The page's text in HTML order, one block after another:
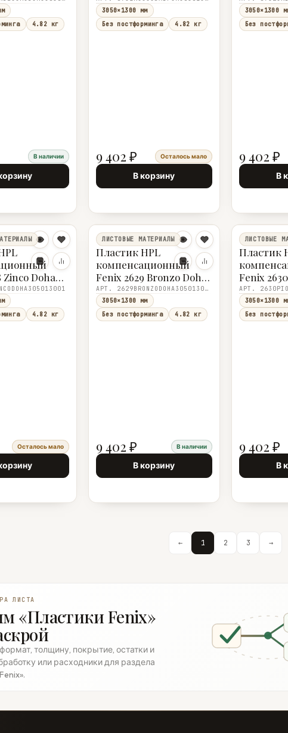
R
4.82 кг
В наличии
3050×1300×1,0
3050×1300 мм
Без постформинга
4.82 кг
9 402 ₽ Осталось мало
В корзину
3050×1300
Без
9 402 ₽
В
Zinco Doha
Doha) R
4.82 кг
Осталось мало
ЛИСТОВЫЕ МАТЕРИАЛЫ
Пластик HPL
компенсационный
Fenix 2629 Bronzo Doha
(2629 Bronxo Doha) R
3050×1300×1,0
АРТ. 2629BRONZODOHA305013001
3050×1300 мм
Без постформинга
4.82 кг
9 402 ₽ В наличии
В корзину
ЛИСТОВЫЕ
Пластик
Fenix
(2630
3050×1300
Без
9 402 ₽
В
← 1 2 3 →
ЛИСТА
«Пластики Fenix»
толщину, покрытие, остатки и
или расходники для раздела